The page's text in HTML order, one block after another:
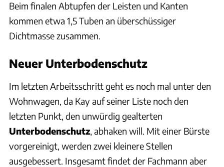
Beim finalen Abtupfen der Leisten und Kanten
kommen etwa 1,5 Tuben an überschüssiger
Dichtmasse zusammen.
Neuer Unterbodenschutz
Im letzten Arbeitsschritt geht es noch mal unter den
Wohnwagen, da Kay auf seiner Liste noch den
letzten Punkt, den unwürdig gealterten
Unterbodenschutz, abhaken will. Mit einer Bürste
vorgereinigt, werden zwei kleinere Stellen
ausgebessert. Insgesamt findet der Fachmann aber